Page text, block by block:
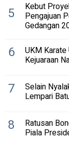
5 Kebut
Pengajuan
Gedangan
6 UKM Karate
Kejuaraan
7 Selain
Lempari
8 Ratusan
Piala